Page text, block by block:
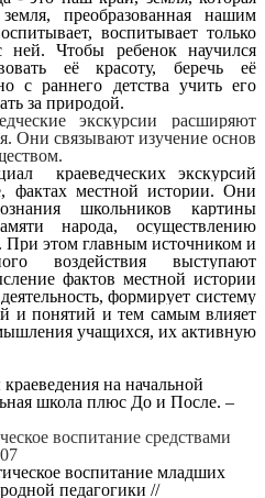
преобразованная нашим
воспитывает только
ней. Чтобы ребенок научился
её красоту, беречь её
с раннего детства учить его
за природой.
экскурсии расширяют
Они связывают изучение основ
краеведческих экскурсий
фактах местной истории. Они
школьников картины
народа, осуществлению
При этом главным источником и
воздействия выступают
фактов местной истории
формирует систему
и понятий и тем самым влияет
учащихся, их активную
на начальной
школа плюс До и После. –
воспитание средствами
воспитание младших
педагогики //